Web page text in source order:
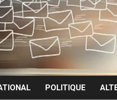
POLITIQUE